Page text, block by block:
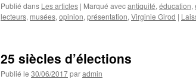
Publié dans Les articles | Marqué avecantiquité, éducation,
lecteurs, musées, opinion, présentation, Virginie Girod |
25 siècles d’élections
Publié le 30/06/2017paradmin